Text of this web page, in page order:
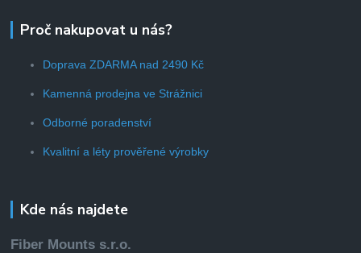
Proč nakupovat u nás?
Doprava ZDARMA nad 2490 Kč
Kamenná prodejna ve Strážnici
Odborné poradenství
Kvalitní a léty prověřené výrobky
Kde nás najdete
Fiber Mounts s.r.o.